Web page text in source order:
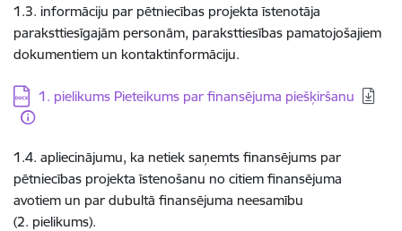
1.3. informāciju par pētniecības projekta īstenotāja
paraksttiesīgajām personām, paraksttiesības pamatojošajiem
dokumentiem un kontaktinformāciju.
Lejupielādēt:
1. pielikums Pieteikums par finansējuma piešķiršanu
1.4. apliecinājumu, ka netiek saņemts finansējums par
pētniecības projekta īstenošanu no citiem finansējuma
avotiem un par dubultā finansējuma neesamību
(2. pielikums).